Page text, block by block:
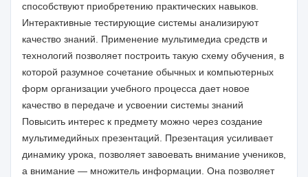
способствуют приобретению практических навыков.
Интерактивные тестирующие системы анализируют
качество знаний. Применение мультимедиа средств и
технологий позволяет построить такую схему обучения, в
которой разумное сочетание обычных и компьютерных
форм организации учебного процесса дает новое
качество в передаче и усвоении системы знаний
Повысить интерес к предмету можно через создание
мультимедийных презентаций. Презентация усиливает
динамику урока, позволяет завоевать внимание учеников,
а внимание — множитель информации. Она позволяет